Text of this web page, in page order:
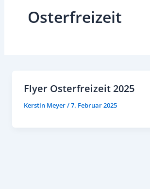
Osterfreizeit
Flyer Osterfreizeit 2025
Kerstin Meyer/7. Februar 2025